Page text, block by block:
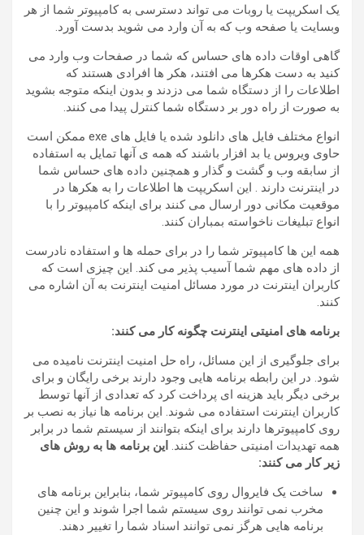
یک اسکریپت یا روبات می تواند دسترسی به کامپیوتر شما از هر
وبسایت یا صفحه وب که به آن وارد می شوید بدست آورد.
گاهی اوقات داده های حساس که شما در صفحات وب وارد می
کنید به دست هکرها می افتند، هکر ها افرادی هستند که
اطلاعات را از دستگاه شما می دزدند و بدون اینکه متوجه بشوید
به صورت از راه دور بر دستگاه شما کنترل پیدا می کنند.
انواع مختلف فایل های دانلود شده یا فایل های exe ممکن است
حاوی ویروس یا بد افزار باشند که همه ی آنها تمایل به استفاده
از سابقه وب و گشت و گذار و همچنین داده های حساس شما
در اینترنت دارند . این اسکریپت ها اطلاعات را به هکرها در
موقعیت مکانی دور ارسال می کنند برای اینکه کامپیوتر را با
انواع تبلیغات ناخواسته بمباران کنند.
همه این ها کامپیوتر شما را در برای حمله ها و استفاده نادرست
از داده های مهم شما آسیب پذیر می کند. این چیزی است که
کاربران اینترنت در مورد مسائل امنیت اینترنت به آن اشاره می
کنند.
برنامه های امنیتی اینترنت چگونه کار می کنند:
برای جلوگیری از این مسائل، راه حل امنیت اینترنت نامیده می
شود. در این رابطه برنامه هایی وجود دارند برخی رایگان و برای
برخی دیگر باید هزینه ای پرداخت کرد که تعدادی از آنها توسط
کاربران اینترنت استفاده می شوند. این برنامه ها نیاز به نصب بر
روی کامپیوترها دارند برای اینکه بتوانند از سیستم شما در برابر
همه تهدیدات امنیتی حفاظت کنند. این برنامه ها به روش های
زیر کار می کنند:
ساخت یک فایروال روی کامپیوتر شما، بنابراین برنامه های
مخرب نمی توانند روی سیستم شما اجرا شوند و این چنین
برنامه هایی هرگز نمی توانند اسناد شما را تغییر دهند.